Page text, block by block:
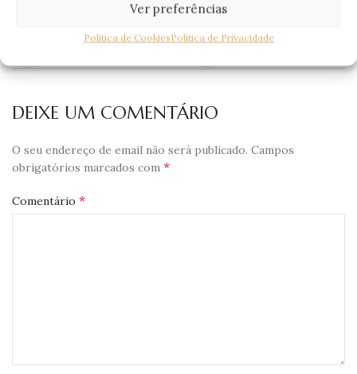
Ver preferências
Política de CookiesPolítica de Privacidade
DEIXE UM COMENTÁRIO
O seu endereço de email não será publicado. Campos
obrigatórios marcados com *
Comentário *